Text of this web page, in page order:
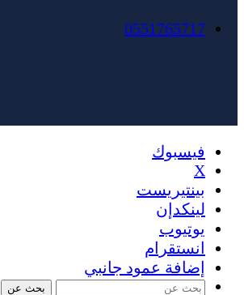
0551765717
فيسبوك
X
بينتيريست
لينكدإن
يوتيوب
انستقرام
إضافة عمود جانبي
بحث عن